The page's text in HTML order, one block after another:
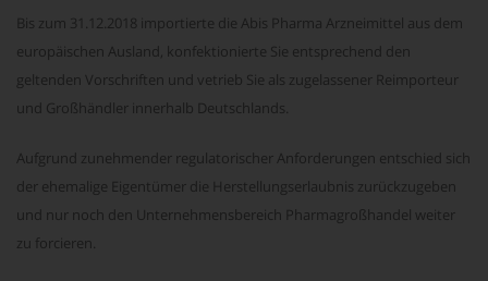
Bis zum 31.12.2018 importierte die Abis Pharma Arzneimittel aus dem
europäischen Ausland, konfektionierte Sie entsprechend den
geltenden Vorschriften und vetrieb Sie als zugelassener Reimporteur
und Großhändler innerhalb Deutschlands.
Aufgrund zunehmender regulatorischer Anforderungen entschied sich
der ehemalige Eigentümer die Herstellungserlaubnis zurückzugeben
und nur noch den Unternehmensbereich Pharmagroßhandel weiter
zu forcieren.